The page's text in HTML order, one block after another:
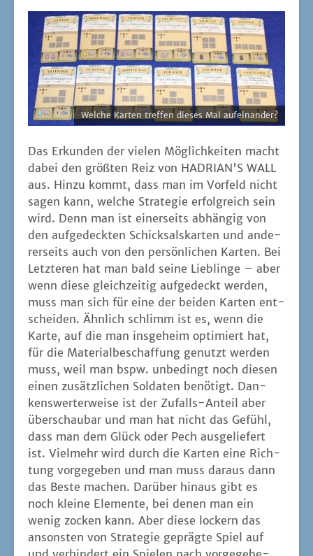
Wel­che Kar­ten tref­fen die­ses Mal aufeinander?
Das Erkun­den der vie­len Mög­lich­kei­ten macht
dabei den größ­ten Reiz von HADRIAN'S WALL
aus. Hin­zu kommt, dass man im Vor­feld nicht
sagen kann, wel­che Stra­te­gie erfolg­reich sein
wird. Denn man ist einer­seits abhän­gig von
den auf­ge­deck­ten Schick­sals­kar­ten und ande­
rer­seits auch von den per­sön­li­chen Kar­ten. Bei
Letz­te­ren hat man bald sei­ne Lieb­lin­ge – aber
wenn die­se gleich­zei­tig auf­ge­deckt wer­den,
muss man sich für eine der bei­den Kar­ten ent­
schei­den. Ähn­lich schlimm ist es, wenn die
Kar­te, auf die man ins­ge­heim opti­miert hat,
für die Mate­ri­al­be­schaf­fung genutzt wer­den
muss, weil man bspw. unbe­dingt noch die­sen
einen zusätz­li­chen Sol­da­ten benö­tigt. Dan­
kens­wer­ter­wei­se ist der Zufalls-Anteil aber
über­schau­bar und man hat nicht das Gefühl,
dass man dem Glück oder Pech aus­ge­lie­fert
ist. Viel­mehr wird durch die Kar­ten eine Rich­
tung vor­ge­ge­ben und man muss dar­aus dann
das Bes­te machen. Dar­über hin­aus gibt es
noch klei­ne Ele­men­te, bei denen man ein
wenig zocken kann. Aber die­se lockern das
ansons­ten von Stra­te­gie gepräg­te Spiel auf